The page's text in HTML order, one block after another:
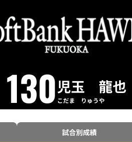
130児玉 龍也
こだま りゅうや
試合別成績